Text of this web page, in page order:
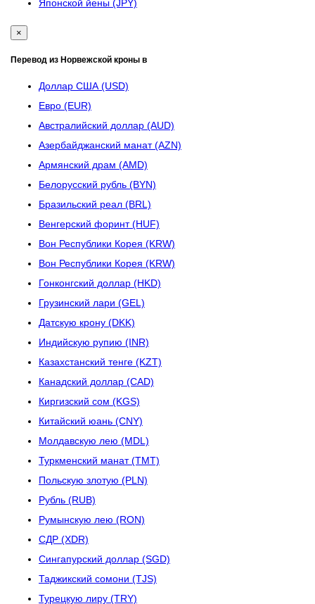
Японской йены (JPY)
×
Перевод из Норвежской кроны в
Доллар США (USD)
Евро (EUR)
Австралийский доллар (AUD)
Азербайджанский манат (AZN)
Армянский драм (AMD)
Белорусский рубль (BYN)
Бразильский реал (BRL)
Венгерский форинт (HUF)
Вон Республики Корея (KRW)
Вон Республики Корея (KRW)
Гонконгский доллар (HKD)
Грузинский лари (GEL)
Датскую крону (DKK)
Индийскую рупию (INR)
Казахстанский тенге (KZT)
Канадский доллар (CAD)
Киргизский сом (KGS)
Китайский юань (CNY)
Молдавскую лею (MDL)
Туркменский манат (TMT)
Польскую злотую (PLN)
Рубль (RUB)
Румынскую лею (RON)
СДР (XDR)
Сингапурский доллар (SGD)
Таджикский сомони (TJS)
Турецкую лиру (TRY)